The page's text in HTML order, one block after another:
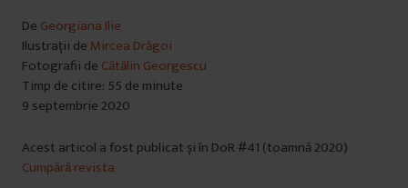
De Georgiana Ilie
Ilustrații de Mircea Drăgoi
Fotografii de Cătălin Georgescu
Timp de citire: 55 de minute
9 septembrie 2020
Acest articol a fost publicat și în DoR #41 (toamnă 2020)
Cumpără revista